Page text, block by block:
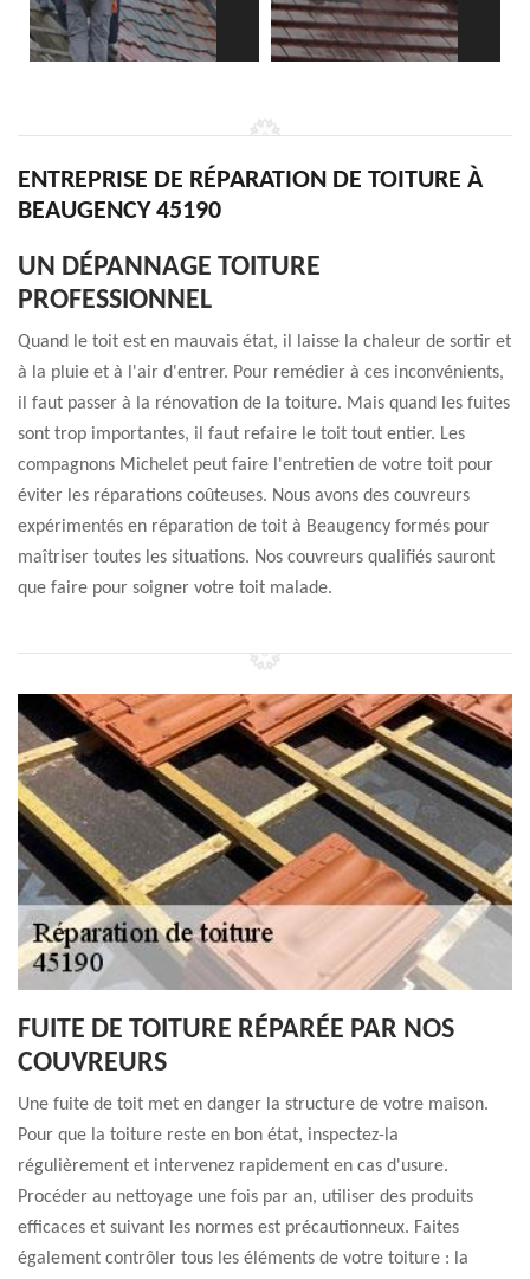
ENTREPRISE DE RÉPARATION DE TOITURE À
BEAUGENCY 45190
UN DÉPANNAGE TOITURE
PROFESSIONNEL
Quand le toit est en mauvais état, il laisse la chaleur de sortir et
à la pluie et à l'air d'entrer. Pour remédier à ces inconvénients,
il faut passer à la rénovation de la toiture. Mais quand les fuites
sont trop importantes, il faut refaire le toit tout entier. Les
compagnons Michelet peut faire l'entretien de votre toit pour
éviter les réparations coûteuses. Nous avons des couvreurs
expérimentés en réparation de toit à Beaugency formés pour
maîtriser toutes les situations. Nos couvreurs qualifiés sauront
que faire pour soigner votre toit malade.
FUITE DE TOITURE RÉPARÉE PAR NOS
COUVREURS
Une fuite de toit met en danger la structure de votre maison.
Pour que la toiture reste en bon état, inspectez-la
régulièrement et intervenez rapidement en cas d'usure.
Procéder au nettoyage une fois par an, utiliser des produits
efficaces et suivant les normes est précautionneux. Faites
également contrôler tous les éléments de votre toiture : la